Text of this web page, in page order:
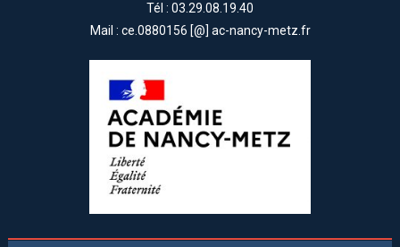
Tél : 03.29.08.19.40
Mail : ce.0880156 [@] ac-nancy-metz.fr